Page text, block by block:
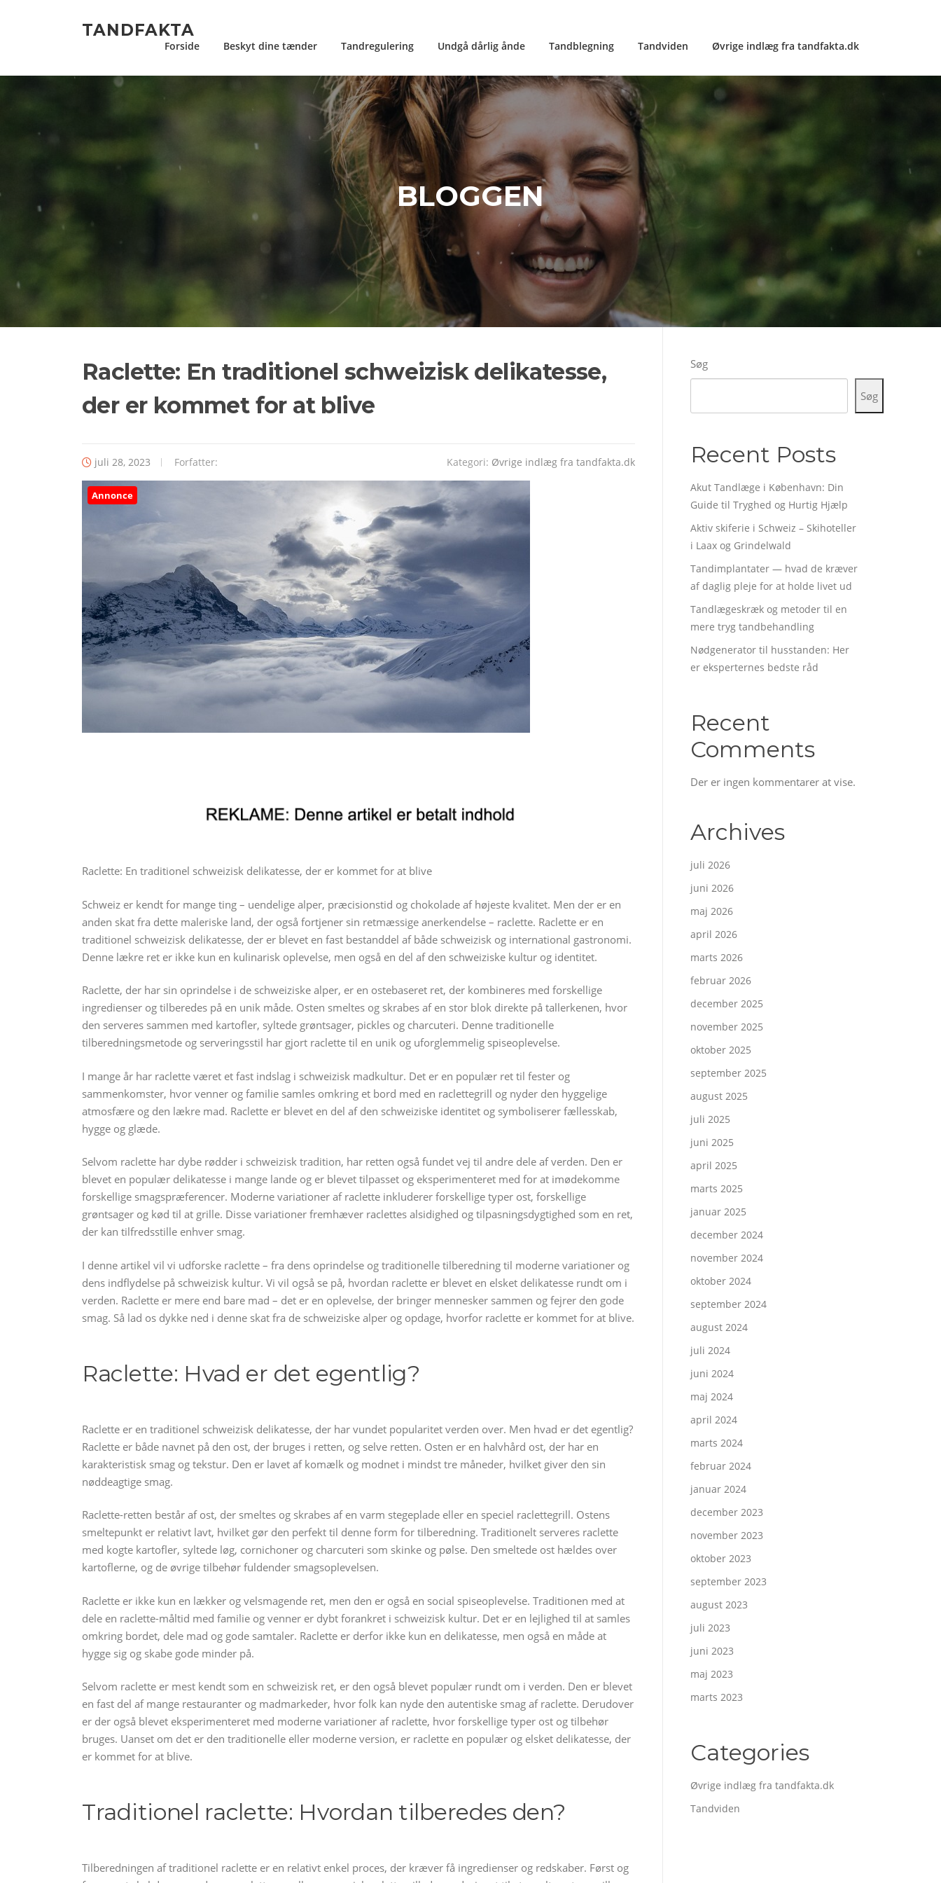
TANDFAKTA
Forside Beskyt dine tænder Tandregulering Undgå dårlig ånde Tandblegning Tandviden Øvrige indlæg fra tandfakta.dk
BLOGGEN
Raclette: En traditionel schweizisk delikatesse,
der er kommet for at blive
juli 28, 2023 Forfatter: Kategori: Øvrige indlæg fra tandfakta.dk
Annonce
Raclette: En traditionel schweizisk delikatesse, der er kommet for at blive
Schweiz er kendt for mange ting – uendelige alper, præcisionstid og chokolade af højeste kvalitet. Men der er en
anden skat fra dette maleriske land, der også fortjener sin retmæssige anerkendelse – raclette. Raclette er en
traditionel schweizisk delikatesse, der er blevet en fast bestanddel af både schweizisk og international gastronomi.
Denne lækre ret er ikke kun en kulinarisk oplevelse, men også en del af den schweiziske kultur og identitet.
Raclette, der har sin oprindelse i de schweiziske alper, er en ostebaseret ret, der kombineres med forskellige
ingredienser og tilberedes på en unik måde. Osten smeltes og skrabes af en stor blok direkte på tallerkenen, hvor
den serveres sammen med kartofler, syltede grøntsager, pickles og charcuteri. Denne traditionelle
tilberedningsmetode og serveringsstil har gjort raclette til en unik og uforglemmelig spiseoplevelse.
I mange år har raclette været et fast indslag i schweizisk madkultur. Det er en populær ret til fester og
sammenkomster, hvor venner og familie samles omkring et bord med en raclettegrill og nyder den hyggelige
atmosfære og den lækre mad. Raclette er blevet en del af den schweiziske identitet og symboliserer fællesskab,
hygge og glæde.
Selvom raclette har dybe rødder i schweizisk tradition, har retten også fundet vej til andre dele af verden. Den er
blevet en populær delikatesse i mange lande og er blevet tilpasset og eksperimenteret med for at imødekomme
forskellige smagspræferencer. Moderne variationer af raclette inkluderer forskellige typer ost, forskellige
grøntsager og kød til at grille. Disse variationer fremhæver raclettes alsidighed og tilpasningsdygtighed som en ret,
der kan tilfredsstille enhver smag.
I denne artikel vil vi udforske raclette – fra dens oprindelse og traditionelle tilberedning til moderne variationer og
dens indflydelse på schweizisk kultur. Vi vil også se på, hvordan raclette er blevet en elsket delikatesse rundt om i
verden. Raclette er mere end bare mad – det er en oplevelse, der bringer mennesker sammen og fejrer den gode
smag. Så lad os dykke ned i denne skat fra de schweiziske alper og opdage, hvorfor raclette er kommet for at blive.
Raclette: Hvad er det egentlig?
Raclette er en traditionel schweizisk delikatesse, der har vundet popularitet verden over. Men hvad er det egentlig?
Raclette er både navnet på den ost, der bruges i retten, og selve retten. Osten er en halvhård ost, der har en
karakteristisk smag og tekstur. Den er lavet af komælk og modnet i mindst tre måneder, hvilket giver den sin
nøddeagtige smag.
Raclette-retten består af ost, der smeltes og skrabes af en varm stegeplade eller en speciel raclettegrill. Ostens
smeltepunkt er relativt lavt, hvilket gør den perfekt til denne form for tilberedning. Traditionelt serveres raclette
med kogte kartofler, syltede løg, cornichoner og charcuteri som skinke og pølse. Den smeltede ost hældes over
kartoflerne, og de øvrige tilbehør fuldender smagsoplevelsen.
Raclette er ikke kun en lækker og velsmagende ret, men den er også en social spiseoplevelse. Traditionen med at
dele en raclette-måltid med familie og venner er dybt forankret i schweizisk kultur. Det er en lejlighed til at samles
omkring bordet, dele mad og gode samtaler. Raclette er derfor ikke kun en delikatesse, men også en måde at
hygge sig og skabe gode minder på.
Selvom raclette er mest kendt som en schweizisk ret, er den også blevet populær rundt om i verden. Den er blevet
en fast del af mange restauranter og madmarkeder, hvor folk kan nyde den autentiske smag af raclette. Derudover
er der også blevet eksperimenteret med moderne variationer af raclette, hvor forskellige typer ost og tilbehør
bruges. Uanset om det er den traditionelle eller moderne version, er raclette en populær og elsket delikatesse, der
er kommet for at blive.
Traditionel raclette: Hvordan tilberedes den?
Tilberedningen af traditionel raclette er en relativt enkel proces, der kræver få ingredienser og redskaber. Først og
Søg
Søg
Recent Posts
Akut Tandlæge i København: Din
Guide til Tryghed og Hurtig Hjælp
Aktiv skiferie i Schweiz – Skihoteller
i Laax og Grindelwald
Tandimplantater — hvad de kræver
af daglig pleje for at holde livet ud
Tandlægeskræk og metoder til en
mere tryg tandbehandling
Nødgenerator til husstanden: Her
er eksperternes bedste råd
Recent
Comments
Der er ingen kommentarer at vise.
Archives
juli 2026
juni 2026
maj 2026
april 2026
marts 2026
februar 2026
december 2025
november 2025
oktober 2025
september 2025
august 2025
juli 2025
juni 2025
april 2025
marts 2025
januar 2025
december 2024
november 2024
oktober 2024
september 2024
august 2024
juli 2024
juni 2024
maj 2024
april 2024
marts 2024
februar 2024
januar 2024
december 2023
november 2023
oktober 2023
september 2023
august 2023
juli 2023
juni 2023
maj 2023
marts 2023
Categories
Øvrige indlæg fra tandfakta.dk
Tandviden